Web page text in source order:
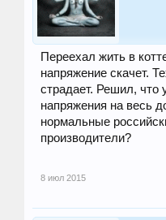
Переехал жить в
напряжение скачет.
страдает. Решил, что
напряжения на весь
нормальные
производители?
8 июл 2015